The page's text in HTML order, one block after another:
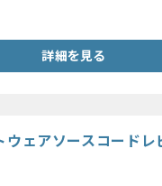
詳細を見る
ウェアソースコード